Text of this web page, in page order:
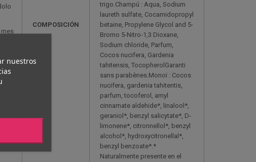
nuestros
COMPOSICIÓN
trigo.Champú : Aqua, Sodium
laureth sulfate, Cocamidopropyl
betaine, Propylene Glycol and 5-
Bromo 5-Nitro-1,3 Dioxane,
Sodium chloride, Parfum,
Cocos nucifera, Gardenia
tahitensis, TocopherolGaranti
sans parabènes.Monoï : Cocos
nucifera, gardenia tahitentis,
parfum, tocoferol, amyl
cinnamate aldehide*, linalool*,
geraniol*, benzyl salicytate*, D-
limonene*, citronnellol*, benzyl
alcohol*, hydroxycitronellal*,
benzyl benzoate*.*
Naturalmente presente en el